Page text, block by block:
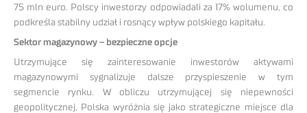
75 mln euro. Polscy inwestorzy odpowiadali za 17% wolumenu, co
podkreśla stabilny udział i rosnący wpływ polskiego kapitału.
Sektor magazynowy – bezpieczne opcje
Utrzymujące się zainteresowanie inwestorów aktywami
magazynowymi sygnalizuje dalsze przyspieszenie w tym
segmencie rynku. W obliczu utrzymującej się niepewności
geopolitycznej, Polska wyróżnia się jako strategiczne miejsce dla